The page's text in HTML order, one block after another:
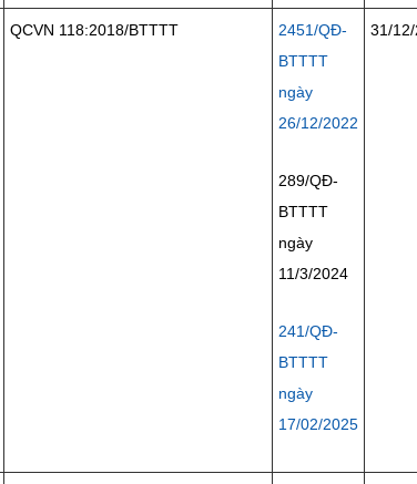
QCVN 118:2018/BTTTT
2451/QĐ-
BTTTT
ngày
26/12/2022
289/QĐ-
BTTTT
ngày
11/3/2024
241/QĐ-
BTTTT
ngày
17/02/2025
31/